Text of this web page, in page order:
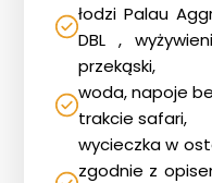
łodzi Palau
DBL ,
przekąski,
woda, napoje
trakcie safari,
wycieczka w
zgodnie z